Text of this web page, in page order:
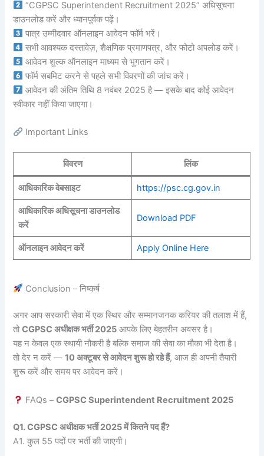
“CGPSC Superintendent Recruitment 2025” अधिसूचना
डाउनलोड करें और ध्यानपूर्वक पढ़ें।
पात्र उम्मीदवार ऑनलाइन आवेदन फॉर्म भरें।
सभी आवश्यक दस्तावेज़, शैक्षणिक प्रमाणपत्र, और फोटो अपलोड करें।
आवेदन शुल्क ऑनलाइन माध्यम से भुगतान करें।
फॉर्म सबमिट करने से पहले सभी विवरणों की जांच करें।
आवेदन की अंतिम तिथि 8 नवंबर 2025 है — इसके बाद कोई आवेदन
स्वीकार नहीं किया जाएगा।
Important Links
विवरण लिंक
आधिकारिक वेबसाइट https://psc.cg.gov.in
आधिकारिक अधिसूचना डाउनलोड
करें
Download PDF
ऑनलाइन आवेदन करें Apply Online Here
Conclusion – निष्कर्ष
अगर आप सरकारी सेवा में एक स्थिर और सम्मानजनक करियर की तलाश में हैं,
तोCGPSC अधीक्षक भर्ती 2025 आपके लिए बेहतरीन अवसर है।
यह न केवल एक स्थायी नौकरी है बल्कि समाज की सेवा का मौका भी देता है।
तो देर न करें —10 अक्टूबर से आवेदन शुरू हो रहे हैं, आज ही अपनी तैयारी
शुरू करें और समय पर आवेदन करें।
FAQs –CGPSC Superintendent Recruitment 2025
Q1. CGPSC अधीक्षक भर्ती 2025 में कितने पद हैं?
A1. कुल 55 पदों पर भर्ती की जाएगी।